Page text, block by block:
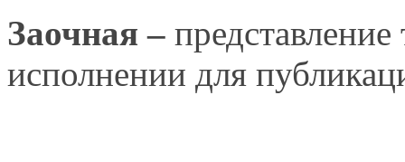
Заочная –
исполнении для